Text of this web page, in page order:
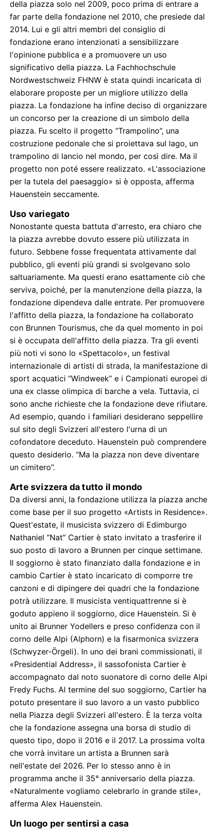
della piazza solo nel 2009, poco prima di entrare a
far parte della fondazione nel 2010, che presiede dal
2014. Lui e gli altri membri del consiglio di
fondazione erano intenzionati a sensibilizzare
l'opinione pubblica e a promuovere un uso
significativo della piazza. La Fachhochschule
Nordwestschweiz FHNW è stata quindi incaricata di
elaborare proposte per un migliore utilizzo della
piazza. La fondazione ha infine deciso di organizzare
un concorso per la creazione di un simbolo della
piazza. Fu scelto il progetto “Trampolino”, una
costruzione pedonale che si proiettava sul lago, un
trampolino di lancio nel mondo, per così dire. Ma il
progetto non poté essere realizzato. «L'associazione
per la tutela del paesaggio» si è opposta, afferma
Hauenstein seccamente.
Uso variegato
Nonostante questa battuta d'arresto, era chiaro che
la piazza avrebbe dovuto essere più utilizzata in
futuro. Sebbene fosse frequentata attivamente dal
pubblico, gli eventi più grandi si svolgevano solo
saltuariamente. Ma questi erano esattamente ciò che
serviva, poiché, per la manutenzione della piazza, la
fondazione dipendeva dalle entrate. Per promuovere
l'affitto della piazza, la fondazione ha collaborato
con Brunnen Tourismus, che da quel momento in poi
si è occupata dell'affitto della piazza. Tra gli eventi
più noti vi sono lo «Spettacolo», un festival
internazionale di artisti di strada, la manifestazione di
sport acquatici “Windweek” e i Campionati europei di
una ex classe olimpica di barche a vela. Tuttavia, ci
sono anche richieste che la fondazione deve rifiutare.
Ad esempio, quando i familiari desiderano seppellire
sul sito degli Svizzeri all'estero l'urna di un
cofondatore deceduto. Hauenstein può comprendere
questo desiderio. “Ma la piazza non deve diventare
un cimitero”.
Arte svizzera da tutto il mondo
Da diversi anni, la fondazione utilizza la piazza anche
come base per il suo progetto «Artists in Residence».
Quest'estate, il musicista svizzero di Edimburgo
Nathaniel “Nat” Cartier è stato invitato a trasferire il
suo posto di lavoro a Brunnen per cinque settimane.
Il soggiorno è stato finanziato dalla fondazione e in
cambio Cartier è stato incaricato di comporre tre
canzoni e di dipingere dei quadri che la fondazione
potrà utilizzare. Il musicista ventiquattrenne si è
goduto appieno il soggiorno, dice Hauenstein. Si è
unito ai Brunner Yodellers e preso confidenza con il
corno delle Alpi (Alphorn) e la fisarmonica svizzera
(Schwyzer-Örgeli). In uno dei brani commissionati, il
«Presidential Address», il sassofonista Cartier è
accompagnato dal noto suonatore di corno delle Alpi
Fredy Fuchs. Al termine del suo soggiorno, Cartier ha
potuto presentare il suo lavoro a un vasto pubblico
nella Piazza degli Svizzeri all'estero. È la terza volta
che la fondazione assegna una borsa di studio di
questo tipo, dopo il 2016 e il 2017. La prossima volta
che vorrà invitare un artista a Brunnen sarà
nell'estate del 2026. Per lo stesso anno è in
programma anche il 35° anniversario della piazza.
«Naturalmente vogliamo celebrarlo in grande stile»,
afferma Alex Hauenstein.
Un luogo per sentirsi a casa